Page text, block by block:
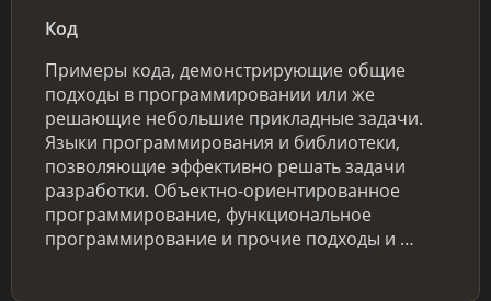
Код
Примеры кода, демонстрирующие общие
подходы в программировании или же
решающие небольшие прикладные задачи.
Языки программирования и библиотеки,
позволяющие эффективно решать задачи
разработки. Объектно-ориентированное
программирование, функциональное
программирование и прочие подходы и …